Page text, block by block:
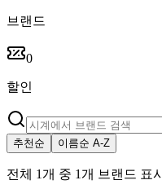
브랜드
0
할인
추천순 이름순 A-Z
전체 1개 중 1개 브랜드 표시